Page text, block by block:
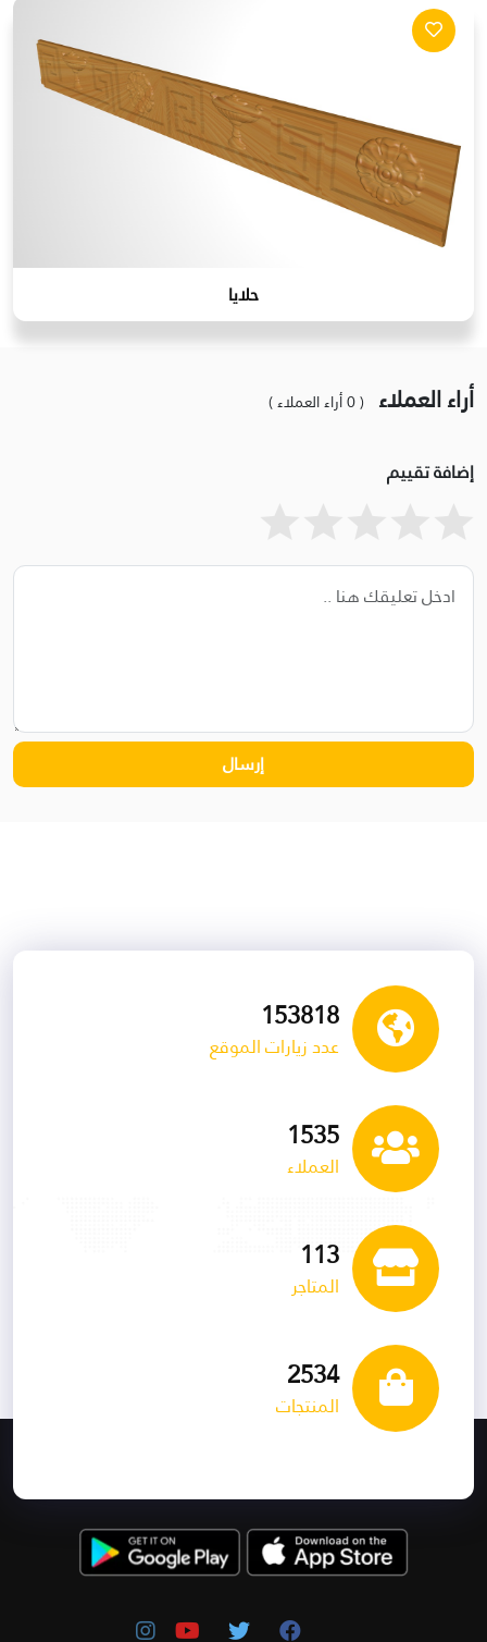
حلايا
أراء العملاء ( 0 أراء العملاء )
إضافة تقييم
153818
عدد زيارات الموقع
1535
العملاء
113
المتاجر
2534
المنتجات